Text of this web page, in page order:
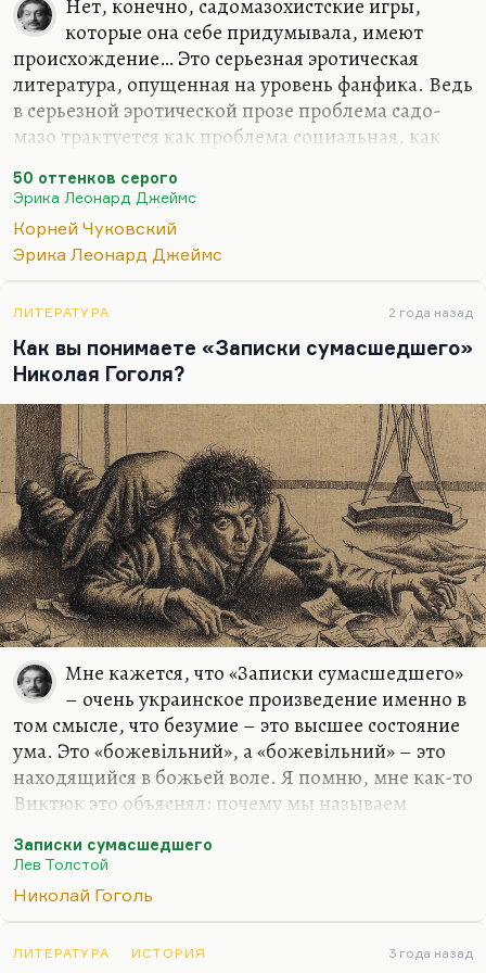
Нет, конечно, садомазохистские игры,
которые она себе придумывала, имеют
происхождение… Это серьезная эротическая
литература, опущенная на уровень фанфика. Ведь
в серьезной эротической прозе проблема садо-
мазо трактуется как проблема социальная, как
неделях» есть история не только о том, как двое
изобретательно мучают друг друга. Это история о
природе власти и подчинения. Как у Томаса
Манна, как у Клауса Манна, как у самого умного
подчинение в стае, подчинение в классе, где
преподает Гнус. Оно оборачивается постоянной
готовностью вывести это на социальный уровень.
Собственно говоря, «Ночной портье»…
50 оттенков серого
Эрика Леонард Джеймс
Корней Чуковский
Эрика Леонард Джеймс
ЛИТЕРАТУРА 2 года назад
Как вы понимаете «Записки сумасшедшего»
Николая Гоголя?
Мне кажется, что «Записки сумасшедшего»
– очень украинское произведение именно в
том смысле, что безумие – это высшее состояние
ума. Это «божевiльний», а «божевiльний» – это
находящийся в божьей воле. Я помню, мне как-то
Виктюк это объяснял: почему мы называем
сумасшедшего нет своей личности, он находится
как бы говорит его устами. Блаженны безумцы.
Блаженной (Петербургской):
«Безумие мира
Записки сумасшедшего
Лев Толстой
Николай Гоголь
ЛИТЕРАТУРА ИСТОРИЯ 3 года назад